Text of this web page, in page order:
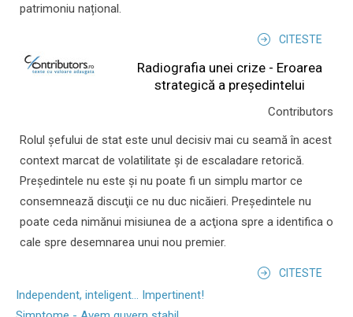
patrimoniu național.
CITESTE
Radiografia unei crize - Eroarea
strategică a președintelui
Contributors
Rolul şefului de stat este unul decisiv mai cu seamă în acest
context marcat de volatilitate şi de escaladare retorică.
Preşedintele nu este şi nu poate fi un simplu martor ce
consemnează discuţii ce nu duc nicăieri. Preşedintele nu
poate ceda nimănui misiunea de a acţiona spre a identifica o
cale spre desemnarea unui nou premier.
CITESTE
Independent, inteligent... Impertinent!